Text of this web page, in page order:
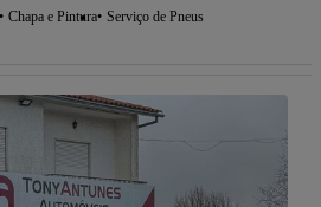
Chapa e Pintura Serviço de Pneus